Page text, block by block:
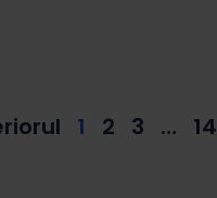
1 2 3 … 14